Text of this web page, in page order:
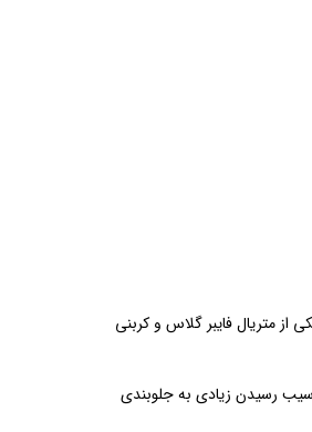
متریال فایبر گلاس و کربنی
رسیدن زیادی به جلوبندی